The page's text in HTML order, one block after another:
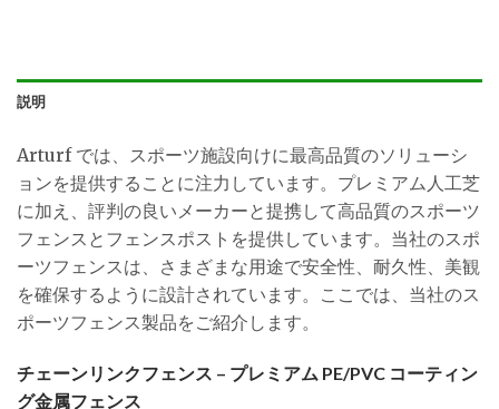
説明
Arturf では、スポーツ施設向けに最高品質のソリューシ
ョンを提供することに注力しています。プレミアム人工芝
に加え、評判の良いメーカーと提携して高品質のスポーツ
フェンスとフェンスポストを提供しています。当社のスポ
ーツフェンスは、さまざまな用途で安全性、耐久性、美観
を確保するように設計されています。ここでは、当社のス
ポーツフェンス製品をご紹介します。
チェーンリンクフェンス – プレミアム PE/PVC コーティン
グ金属フェンス